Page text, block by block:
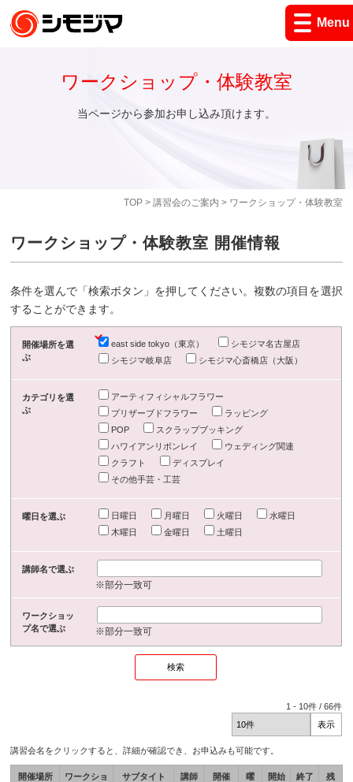
Menu
TOP> 講習会のご案内 > ワークショップ・体験教室
ワークショップ・体験教室
当ページから参加お申し込み頂けます。
ワークショップ・体験教室 開催情報
条件を選んで「検索ボタン」を押してください。複数の項目を選択
することができます。
開催場所を選
ぶ
east side tokyo（東京）
シモジマ名古屋店
シモジマ岐阜店
シモジマ心斎橋店（大阪）
カテゴリを選
ぶ
アーティフィシャルフラワー
プリザーブドフラワー
ラッピング
POP
スクラップブッキング
ハワイアンリボンレイ
ウェディング関連
クラフト
ディスプレイ
その他手芸・工芸
曜日を選ぶ 日曜日 月曜日 火曜日
水曜日
木曜日
金曜日 土曜日
講師名で選ぶ
※部分一致可
ワークショッ
プ名で選ぶ
※部分一致可
1 - 10件 /66件
講習会名をクリックすると、詳細が確認でき、お申込みも可能です。
開催場所
ワークショ
サブタイト
講師
開催
曜
開始
終了
残